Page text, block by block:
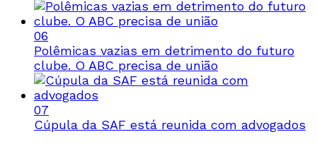
06
Polêmicas vazias em detrimento do futuro
clube. O ABC precisa de união
07
Cúpula da SAF está reunida com advogados